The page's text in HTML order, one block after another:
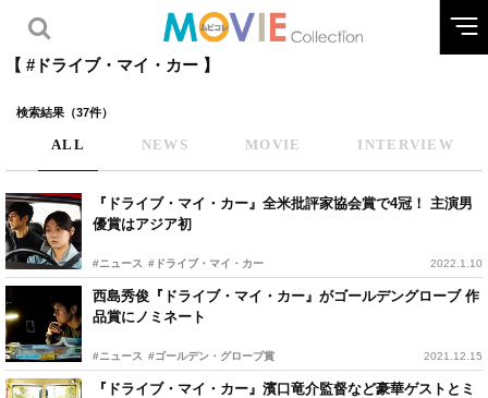
【 #ドライブ・マイ・カー 】
検索結果（37件）
ALL NEWS MOVIE INTERVIEW
『ドライブ・マイ・カー』全米批評家協会賞で4冠！ 主演男
優賞はアジア初
#ニュース #ドライブ・マイ・カー 2022.1.10
西島秀俊『ドライブ・マイ・カー』がゴールデングローブ 作
品賞にノミネート
#ニュース #ゴールデン・グローブ賞 2021.12.15
『ドライブ・マイ・カー』濱口竜介監督など豪華ゲストとミ